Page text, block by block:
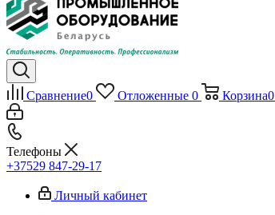
Сравнение0 Отложенные 0 Корзина0
Телефоны
+37529 847-29-17‬
Личный кабинет